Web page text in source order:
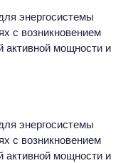
энергосистемы
с возникновением
активной мощности и
энергосистемы
с возникновением
активной мощности и